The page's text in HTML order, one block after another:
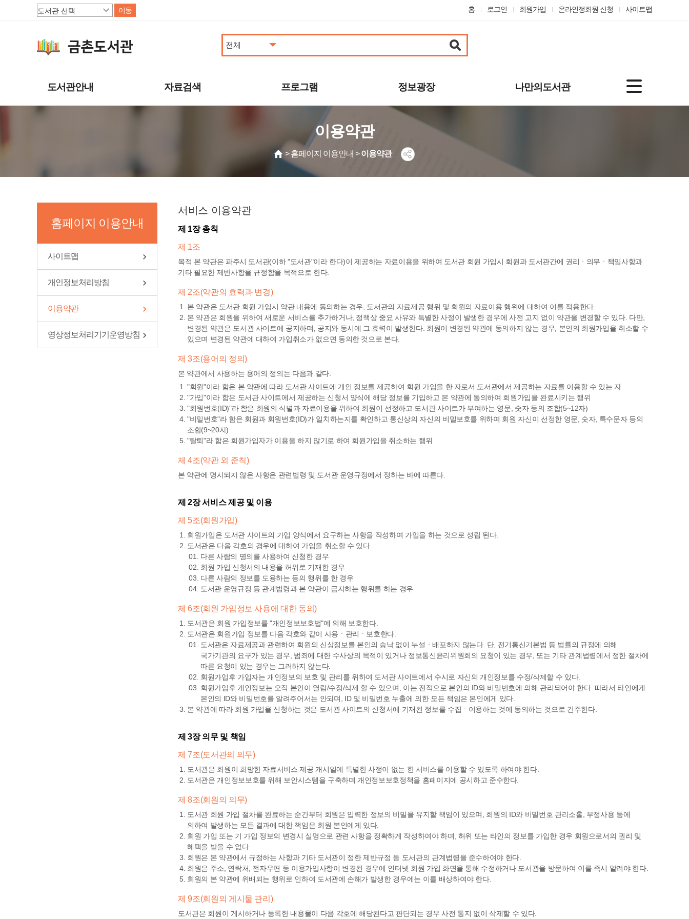
이동 홈 로그인 회원가입 온라인정회원 신청 사이트맵
도서관안내 자료검색 프로그램
프로그램안내/신청
영상콘텐츠
사진갤러리
정보광장
공지사항
자주하는질문
묻고답하기
나만의도서관
맞춤도서 서비스
이용약관
> 홈페이지 이용안내 >이용약관
홈페이지 이용안내
사이트맵
개인정보처리방침
이용약관
영상정보처리기기운영방침
서비스 이용약관
제 1장 총칙
제 1조
목적 본 약관은 파주시 도서관(이하 "도서관"이라 한다)이 제공하는 자료이용을 위하여 도서관 회원 가입시 회원과 도서관간에 권리ㆍ의무ㆍ책임사항과
기타 필요한 제반사항을 규정함을 목적으로 한다.
제 2조(약관의 효력과 변경)
본 약관은 도서관 회원 가입시 약관 내용에 동의하는 경우, 도서관의 자료제공 행위 및 회원의 자료이용 행위에 대하여 이를 적용한다.
본 약관은 회원을 위하여 새로운 서비스를 추가하거나, 정책상 중요 사유와 특별한 사정이 발생한 경우에 사전 고지 없이 약관을 변경할 수 있다. 다만,
변경된 약관은 도서관 사이트에 공지하며, 공지와 동시에 그 효력이 발생한다. 회원이 변경된 약관에 동의하지 않는 경우, 본인의 회원가입을 취소할 수
있으며 변경된 약관에 대하여 가입취소가 없으면 동의한 것으로 본다.
제 3조(용어의 정의)
본 약관에서 사용하는 용어의 정의는 다음과 같다.
"회원"이라 함은 본 약관에 따라 도서관 사이트에 개인 정보를 제공하여 회원 가입을 한 자로서 도서관에서 제공하는 자료를 이용할 수 있는 자
"가입"이라 함은 도서관 사이트에서 제공하는 신청서 양식에 해당 정보를 기입하고 본 약관에 동의하여 회원가입을 완료시키는 행위
"회원번호(ID)"라 함은 회원의 식별과 자료이용을 위하여 회원이 선정하고 도서관 사이트가 부여하는 영문, 숫자 등의 조합(5~12자)
"비밀번호"라 함은 회원과 회원번호(ID)가 일치하는지를 확인하고 통신상의 자신의 비밀보호를 위하여 회원 자신이 선정한 영문, 숫자, 특수문자 등의
조합(9~20자)
"탈퇴"라 함은 회원가입자가 이용을 하지 않기로 하여 회원가입을 취소하는 행위
제 4조(약관 외 준칙)
본 약관에 명시되지 않은 사항은 관련법령 및 도서관 운영규정에서 정하는 바에 따른다.
제 2장 서비스 제공 및 이용
제 5조(회원가입)
회원가입은 도서관 사이트의 가입 양식에서 요구하는 사항을 작성하여 가입을 하는 것으로 성립 된다.
도서관은 다음 각호의 경우에 대하여 가입을 취소할 수 있다.
다른 사람의 명의를 사용하여 신청한 경우
회원 가입 신청서의 내용을 허위로 기재한 경우
다른 사람의 정보를 도용하는 등의 행위를 한 경우
도서관 운영규정 등 관계법령과 본 약관이 금지하는 행위를 하는 경우
제 6조(회원 가입정보 사용에 대한 동의)
도서관은 회원 가입정보를 "개인정보보호법"에 의해 보호한다.
도서관은 회원가입 정보를 다음 각호와 같이 사용ㆍ관리ㆍ보호한다.
도서관은 자료제공과 관련하여 회원의 신상정보를 본인의 승낙 없이 누설ㆍ배포하지 않는다. 단, 전기통신기본법 등 법률의 규정에 의해
국가기관의 요구가 있는 경우, 범죄에 대한 수사상의 목적이 있거나 정보통신윤리위원회의 요청이 있는 경우, 또는 기타 관계법령에서 정한 절차에
따른 요청이 있는 경우는 그러하지 않는다.
회원가입후 가입자는 개인정보의 보호 및 관리를 위하여 도서관 사이트에서 수시로 자신의 개인정보를 수정/삭제할 수 있다.
회원가입후 개인정보는 오직 본인이 열람/수정/삭제 할 수 있으며, 이는 전적으로 본인의 ID와 비밀번호에 의해 관리되어야 한다. 따라서 타인에게
본인의 ID와 비밀번호를 알려주어서는 안되며, ID 및 비밀번호 누출에 의한 모든 책임은 본인에게 있다.
본 약관에 따라 회원 가입을 신청하는 것은 도서관 사이트의 신청서에 기재된 정보를 수집ㆍ이용하는 것에 동의하는 것으로 간주한다.
제 3장 의무 및 책임
제 7조(도서관의 의무)
도서관은 회원이 희망한 자료서비스 제공 개시일에 특별한 사정이 없는 한 서비스를 이용할 수 있도록 하여야 한다.
도서관은 개인정보보호를 위해 보안시스템을 구축하며 개인정보보호정책을 홈페이지에 공시하고 준수한다.
제 8조(회원의 의무)
도서관 회원 가입 절차를 완료하는 순간부터 회원은 입력한 정보의 비밀을 유지할 책임이 있으며, 회원의 ID와 비밀번호 관리소홀, 부정사용 등에
의하여 발생하는 모든 결과에 대한 책임은 회원 본인에게 있다.
회원 가입 또는 기 가입 정보의 변경시 실명으로 관련 사항을 정확하게 작성하여야 하며, 허위 또는 타인의 정보를 가입한 경우 회원으로서의 권리 및
혜택을 받을 수 없다.
회원은 본 약관에서 규정하는 사항과 기타 도서관이 정한 제반규정 등 도서관의 관계법령을 준수하여야 한다.
회원은 주소, 연락처, 전자우편 등 이용가입사항이 변경된 경우에 인터넷 회원 가입 화면을 통해 수정하거나 도서관을 방문하여 이를 즉시 알려야 한다.
회원의 본 약관에 위배되는 행위로 인하여 도서관에 손해가 발생한 경우에는 이를 배상하여야 한다.
제 9조(회원의 게시물 관리)
도서관은 회원이 게시하거나 등록한 내용물이 다음 각호에 해당된다고 판단되는 경우 사전 통지 없이 삭제할 수 있다.